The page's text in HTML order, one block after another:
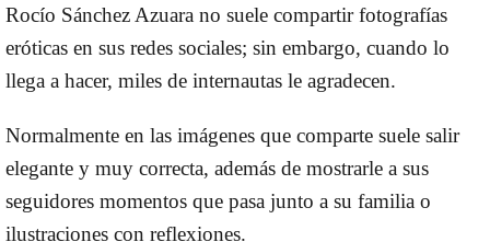
Rocío Sánchez Azuara no suele compartir fotografías
eróticas en sus redes sociales; sin embargo, cuando lo
llega a hacer, miles de internautas le agradecen.
Normalmente en las imágenes que comparte suele salir
elegante y muy correcta, además de mostrarle a sus
seguidores momentos que pasa junto a su familia o
ilustraciones con reflexiones.